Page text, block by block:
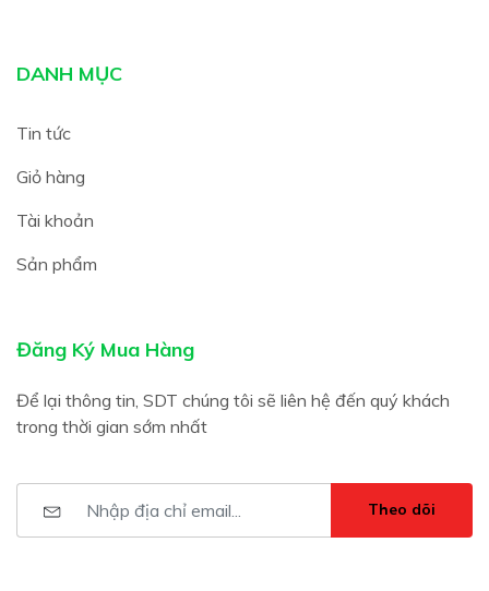
DANH MỤC
Tin tức
Giỏ hàng
Tài khoản
Sản phẩm
Đăng Ký Mua Hàng
Để lại thông tin, SDT chúng tôi sẽ liên hệ đến quý khách
trong thời gian sớm nhất
Theo dõi